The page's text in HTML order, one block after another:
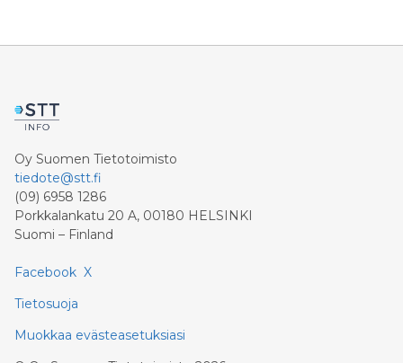
Oy Suomen Tietotoimisto
tiedote@stt.fi
(09) 6958 1286
Porkkalankatu 20 A, 00180 HELSINKI
Suomi – Finland
Facebook X
Tietosuoja
Muokkaa evästeasetuksiasi